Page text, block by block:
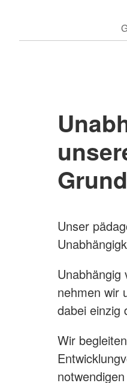
Unser
Unabhängig
nehmen wir
dabei einzig
Wir